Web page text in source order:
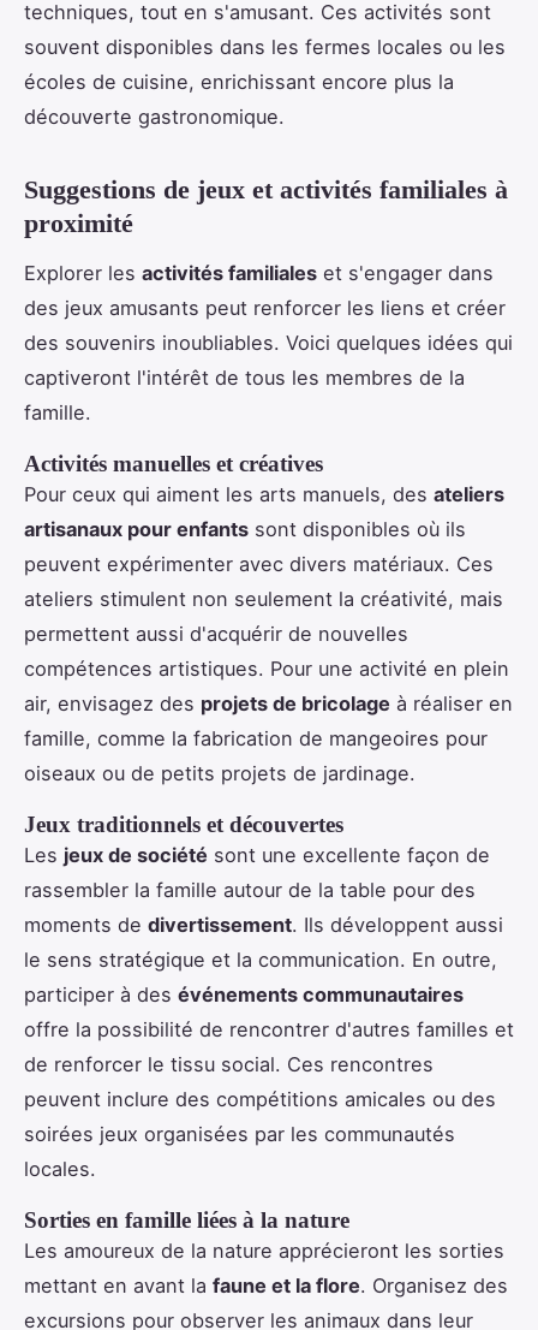
techniques, tout en s'amusant. Ces activités sont
souvent disponibles dans les fermes locales ou les
écoles de cuisine, enrichissant encore plus la
découverte gastronomique.
Suggestions de jeux et activités familiales à
proximité
Explorer les activités familiales et s'engager dans
des jeux amusants peut renforcer les liens et créer
des souvenirs inoubliables. Voici quelques idées qui
captiveront l'intérêt de tous les membres de la
famille.
Activités manuelles et créatives
Pour ceux qui aiment les arts manuels, des ateliers
artisanaux pour enfants sont disponibles où ils
peuvent expérimenter avec divers matériaux. Ces
ateliers stimulent non seulement la créativité, mais
permettent aussi d'acquérir de nouvelles
compétences artistiques. Pour une activité en plein
air, envisagez des projets de bricolage à réaliser en
famille, comme la fabrication de mangeoires pour
oiseaux ou de petits projets de jardinage.
Jeux traditionnels et découvertes
Les jeux de société sont une excellente façon de
rassembler la famille autour de la table pour des
moments de divertissement. Ils développent aussi
le sens stratégique et la communication. En outre,
participer à des événements communautaires
offre la possibilité de rencontrer d'autres familles et
de renforcer le tissu social. Ces rencontres
peuvent inclure des compétitions amicales ou des
soirées jeux organisées par les communautés
locales.
Sorties en famille liées à la nature
Les amoureux de la nature apprécieront les sorties
mettant en avant la faune et la flore. Organisez des
excursions pour observer les animaux dans leur